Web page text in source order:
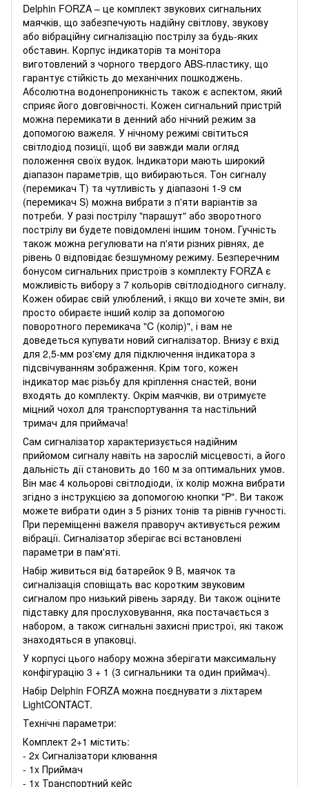
Delphin FORZA – це комплект звукових сигнальних
маячків, що забезпечують надійну світлову, звукову
або вібраційну сигналізацію пострілу за будь-яких
обставин. Корпус індикаторів та монітора
виготовлений з чорного твердого ABS-пластику, що
гарантує стійкість до механічних пошкоджень.
Абсолютна водонепроникність також є аспектом, який
сприяє його довговічності. Кожен сигнальний пристрій
можна перемикати в денний або нічний режим за
допомогою важеля. У нічному режимі світиться
світлодіод позиції, щоб ви завжди мали огляд
положення своїх вудок. Індикатори мають широкий
діапазон параметрів, що вибираються. Тон сигналу
(перемикач T) та чутливість у діапазоні 1-9 см
(перемикач S) можна вибрати з п'яти варіантів за
потреби. У разі пострілу "парашут" або зворотного
пострілу ви будете повідомлені іншим тоном. Гучність
також можна регулювати на п'яти різних рівнях, де
рівень 0 відповідає безшумному режиму. Безперечним
бонусом сигнальних пристроїв з комплекту FORZA є
можливість вибору з 7 кольорів світлодіодного сигналу.
Кожен обирає свій улюблений, і якщо ви хочете змін, ви
просто обираєте інший колір за допомогою
поворотного перемикача "C (колір)", і вам не
доведеться купувати новий сигналізатор. Внизу є вхід
для 2,5-мм роз'єму для підключення індикатора з
підсвічуванням зображення. Крім того, кожен
індикатор має різьбу для кріплення снастей, вони
входять до комплекту. Окрім маячків, ви отримуєте
міцний чохол для транспортування та настільний
тримач для приймача!
Сам сигналізатор характеризується надійним
прийомом сигналу навіть на зарослій місцевості, а його
дальність дії становить до 160 м за оптимальних умов.
Він має 4 кольорові світлодіоди, їх колір можна вибрати
згідно з інструкцією за допомогою кнопки "P". Ви також
можете вибрати один з 5 різних тонів та рівнів гучності.
При переміщенні важеля праворуч активується режим
вібрації. Сигналізатор зберігає всі встановлені
параметри в пам'яті.
Набір живиться від батарейок 9 В, маячок та
сигналізація сповіщать вас коротким звуковим
сигналом про низький рівень заряду. Ви також оціните
підставку для прослуховування, яка постачається з
набором, а також сигнальні захисні пристрої, які також
знаходяться в упаковці.
У корпусі цього набору можна зберігати максимальну
конфігурацію 3 + 1 (3 сигнальники та один приймач).
Набір Delphin FORZA можна поєднувати з ліхтарем
LightCONTACT.
Технічні параметри:
Комплект 2+1 містить:
- 2x Сигналізатори клювання
- 1x Приймач
- 1x Транспортний кейс